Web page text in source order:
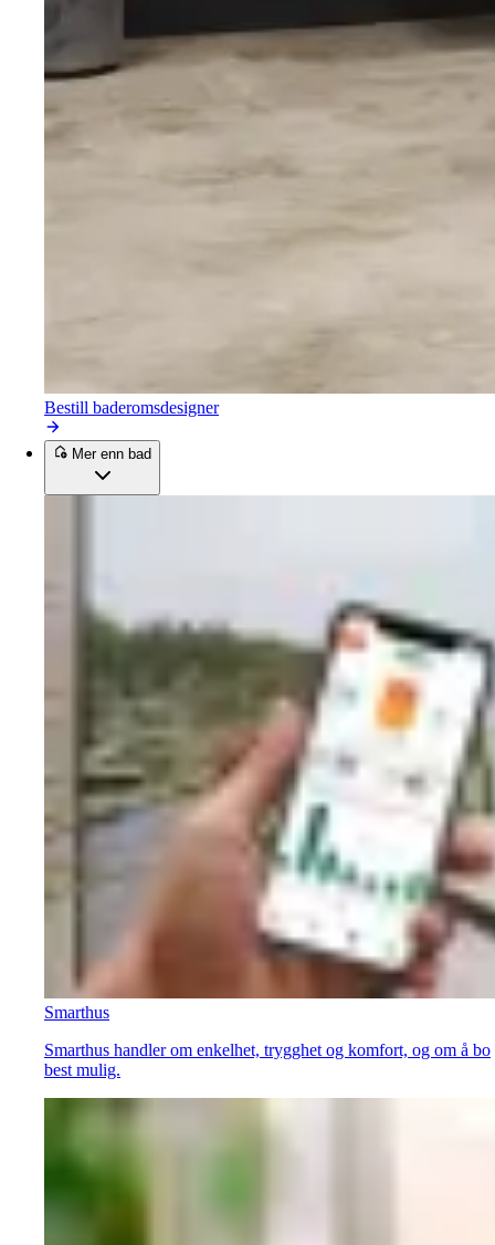
Bestill baderomsdesigner
Mer enn bad
Smarthus
Smarthus handler om enkelhet, trygghet og komfort, og om å bo
best mulig.